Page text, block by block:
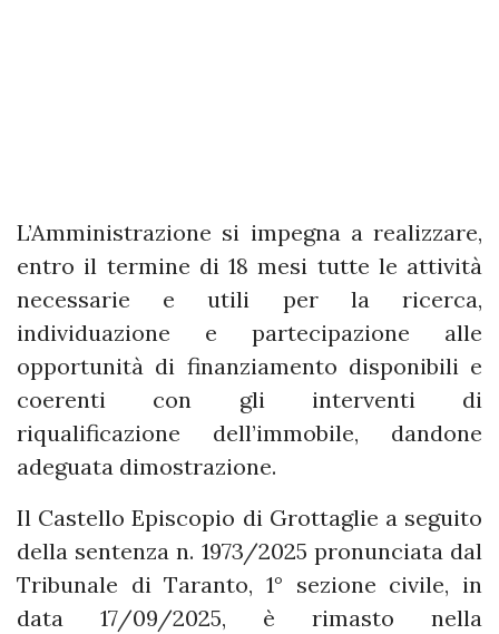
L’Amministrazione si impegna a realizzare,
entro il termine di 18 mesi tutte le attività
necessarie e utili per la ricerca,
individuazione e partecipazione alle
opportunità di finanziamento disponibili e
coerenti con gli interventi di
riqualificazione dell’immobile, dandone
adeguata dimostrazione.
Il Castello Episcopio di Grottaglie a seguito
della sentenza n. 1973/2025 pronunciata dal
Tribunale di Taranto, 1° sezione civile, in
data 17/09/2025, è rimasto nella